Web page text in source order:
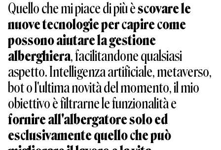
Quello che mi piace di più èscovare le
nuove tecnologie per capire come
possono aiutare la gestione
alberghiera, facilitandone qualsiasi
aspetto. Intelligenza artificiale, metaverso,
bot o l'ultima novità del momento, il mio
obiettivo è filtrarne le funzionalità e
fornire all'albergatore solo ed
esclusivamente quello che può